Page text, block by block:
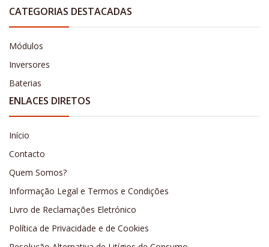
CATEGORIAS DESTACADAS
Módulos
Inversores
Baterias
ENLACES DIRETOS
Início
Contacto
Quem Somos?
Informação Legal e Termos e Condições
Livro de Reclamações Eletrónico
Política de Privacidade e de Cookies